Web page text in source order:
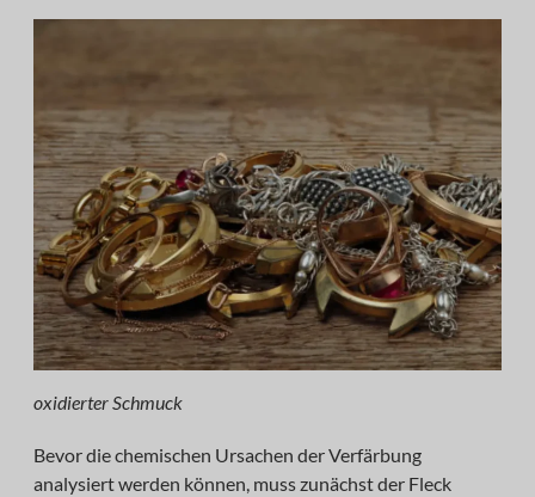
oxidierter Schmuck
Bevor die chemischen Ursachen der Verfärbung
analysiert werden können, muss zunächst der Fleck